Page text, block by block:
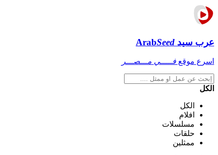
عرب سيد ArabSeed
اسرع موقع فـــــي مـــصـــر
الكل
الكل
افلام
مسلسلات
حلقات
ممثلين